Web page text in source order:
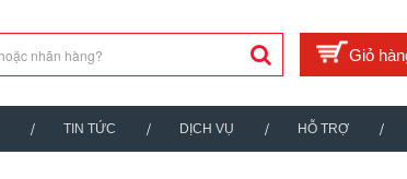
TIN TỨC DỊCH VỤ HỖ TRỢ